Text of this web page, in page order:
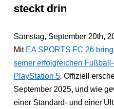
steckt drin
Samstag, September 20th,
Mit EA SPORTS FC 26
seiner erfolgreichen
PlayStation 5. Offiziell
September 2025, und wie
einer Standard- und einer